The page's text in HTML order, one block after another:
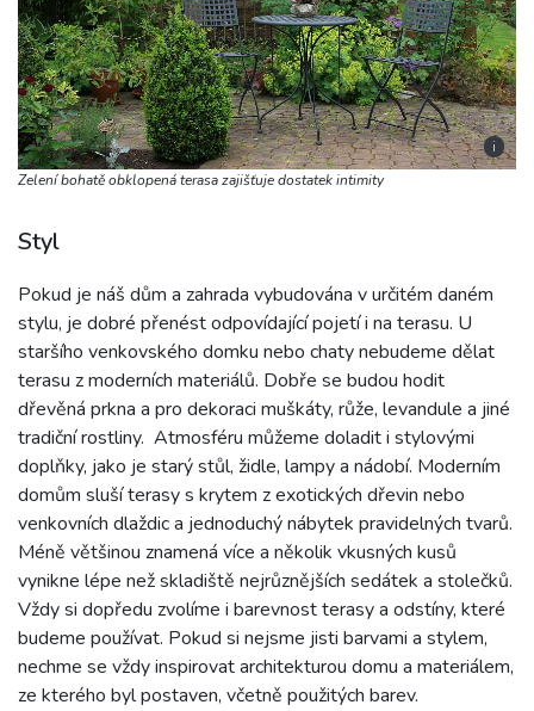
i
Zelení bohatě obklopená terasa zajišťuje dostatek intimity
Styl
Pokud je náš dům a zahrada vybudována v určitém daném
stylu, je dobré přenést odpovídající pojetí i na terasu. U
staršího venkovského domku nebo chaty nebudeme dělat
terasu z moderních materiálů. Dobře se budou hodit
dřevěná prkna a pro dekoraci muškáty, růže, levandule a jiné
tradiční rostliny. Atmosféru můžeme doladit i stylovými
doplňky, jako je starý stůl, židle, lampy a nádobí. Moderním
domům sluší terasy s krytem z exotických dřevin nebo
venkovních dlaždic a jednoduchý nábytek pravidelných tvarů.
Méně většinou znamená více a několik vkusných kusů
vynikne lépe než skladiště nejrůznějších sedátek a stolečků.
Vždy si dopředu zvolíme i barevnost terasy a odstíny, které
budeme používat. Pokud si nejsme jisti barvami a stylem,
nechme se vždy inspirovat architekturou domu a materiálem,
ze kterého byl postaven, včetně použitých barev.